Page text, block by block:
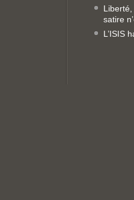
satire
L’ISIS